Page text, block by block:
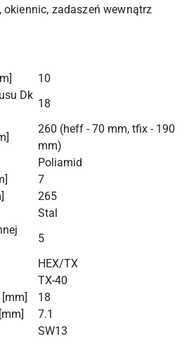
okiennic, zadaszeń wewnątrz
10
Dk
18
260 (heff - 70 mm, tfix - 190
mm)
Poliamid
7
265
Stal
5
HEX/TX
TX-40
18
7.1
SW13